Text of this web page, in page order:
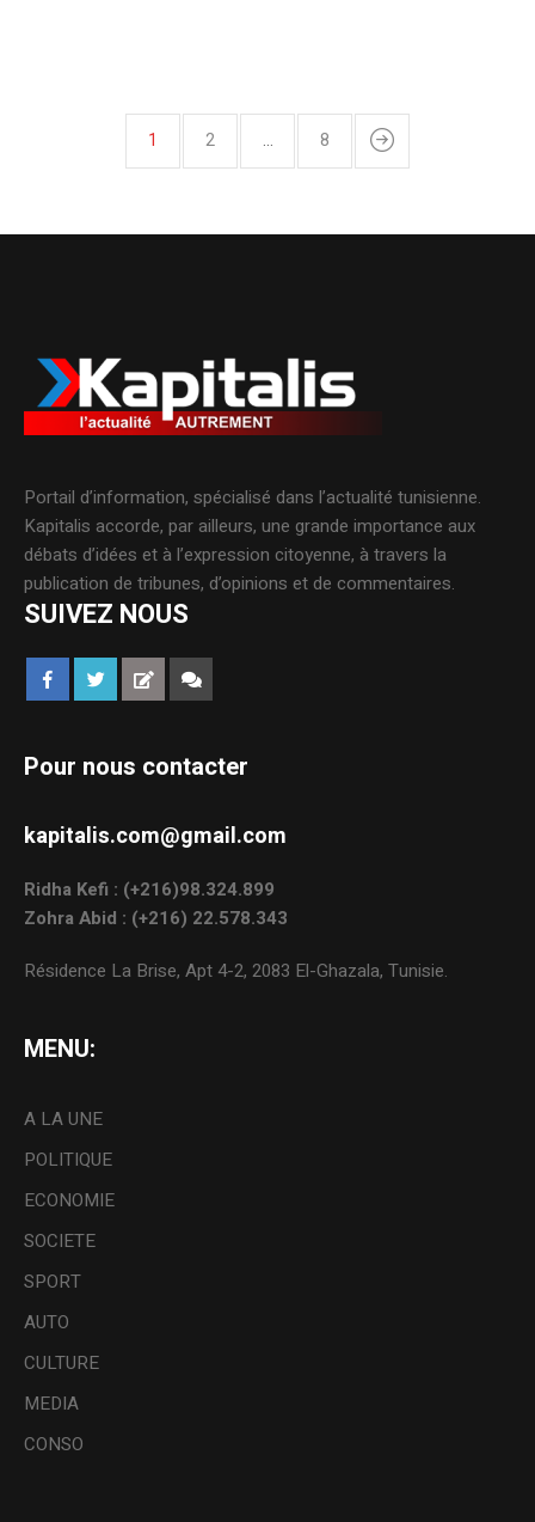
1 2 … 8
Portail d’information, spécialisé dans l’actualité tunisienne.
Kapitalis accorde, par ailleurs, une grande importance aux
débats d’idées et à l’expression citoyenne, à travers la
publication de tribunes, d’opinions et de commentaires.
SUIVEZ NOUS
Pour nous contacter
kapitalis.com@gmail.com
Ridha Kefi : (+216)98.324.899
Zohra Abid : (+216) 22.578.343
Résidence La Brise, Apt 4-2, 2083 El-Ghazala, Tunisie.
MENU:
A LA UNE
POLITIQUE
ECONOMIE
SOCIETE
SPORT
AUTO
CULTURE
MEDIA
CONSO